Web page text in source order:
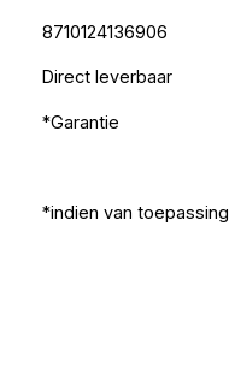
8710124136906
Direct leverbaar
*Garantie
*indien van toepassing